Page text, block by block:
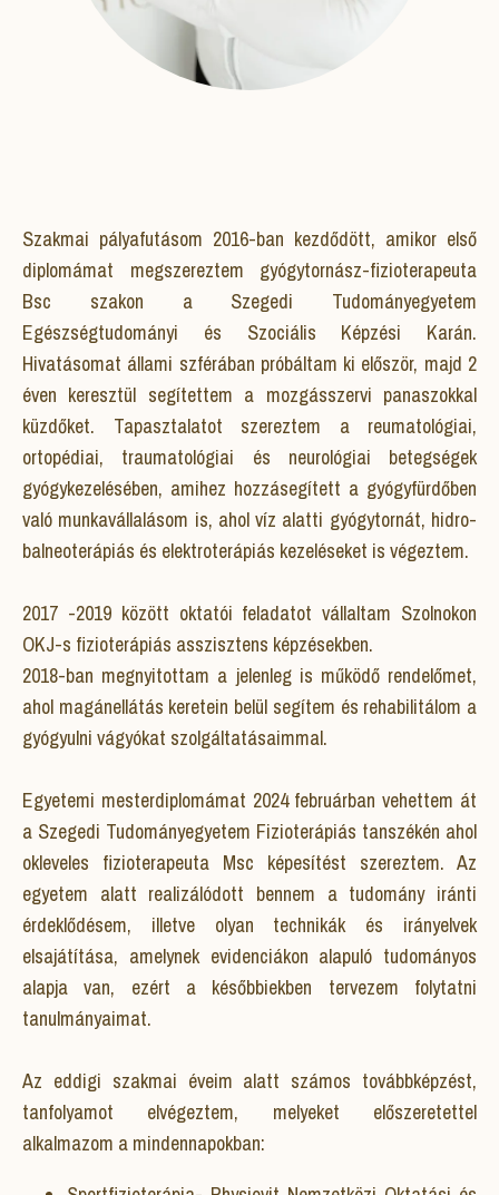
Szakmai pályafutásom 2016-ban kezdődött, amikor első
diplomámat megszereztem gyógytornász-fizioterapeuta
Bsc szakon a Szegedi Tudományegyetem
Egészségtudományi és Szociális Képzési Karán.
Hivatásomat állami szférában próbáltam ki először, majd 2
éven keresztül segítettem a mozgásszervi panaszokkal
küzdőket. Tapasztalatot szereztem a reumatológiai,
ortopédiai, traumatológiai és neurológiai betegségek
gyógykezelésében, amihez hozzásegített a gyógyfürdőben
való munkavállalásom is, ahol víz alatti gyógytornát, hidro-
balneoterápiás és elektroterápiás kezeléseket is végeztem.
2017 -2019 között oktatói feladatot vállaltam Szolnokon
OKJ-s fizioterápiás asszisztens képzésekben.
2018-ban megnyitottam a jelenleg is működő rendelőmet,
ahol magánellátás keretein belül segítem és rehabilitálom a
gyógyulni vágyókat szolgáltatásaimmal.
Egyetemi mesterdiplomámat 2024 februárban vehettem át
a Szegedi Tudományegyetem Fizioterápiás tanszékén ahol
okleveles fizioterapeuta Msc képesítést szereztem. Az
egyetem alatt realizálódott bennem a tudomány iránti
érdeklődésem, illetve olyan technikák és irányelvek
elsajátítása, amelynek evidenciákon alapuló tudományos
alapja van, ezért a későbbiekben tervezem folytatni
tanulmányaimat.
Az eddigi szakmai éveim alatt számos továbbképzést,
tanfolyamot elvégeztem, melyeket előszeretettel
alkalmazom a mindennapokban: